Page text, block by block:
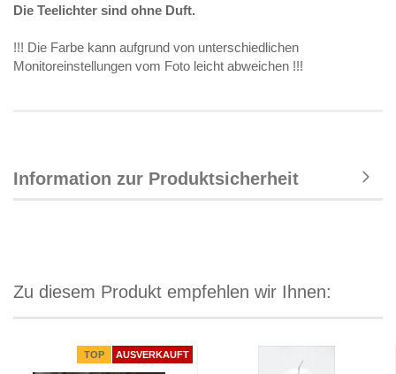
Die Teelichter sind ohne Duft.
!!! Die Farbe kann aufgrund von unterschiedlichen
Monitoreinstellungen vom Foto leicht abweichen !!!
Information zur Produktsicherheit
Zu diesem Produkt empfehlen wir Ihnen:
TOP AUSVERKAUFT